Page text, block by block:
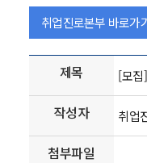
취업진로본부 바로가
제목 [모
작성자 취업
첨부파일